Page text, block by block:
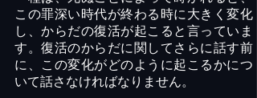
この罪深い時代が終わる時に大きく変化
し、からだの復活が起こると言っていま
す。復活のからだに関してさらに話す前
に、この変化がどのように起こるかにつ
いて話さなければなりません。